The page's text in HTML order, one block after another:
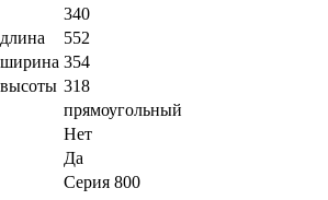
340
552
354
318
прямоугольный
Нет
Да
Серия 800